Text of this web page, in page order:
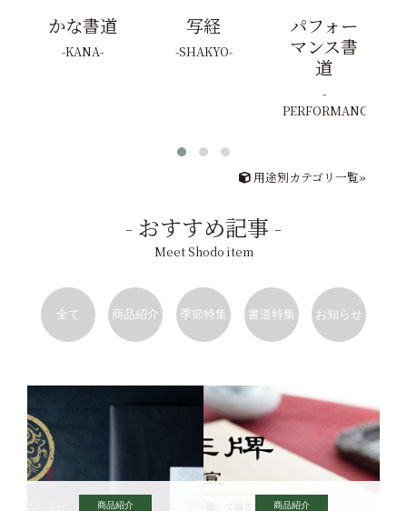
かな書道
KANA
写経
SHAKYO
パフォー
マンス書
道
PERFORMANCE
用途別カテゴリ一覧»
おすすめ記事
Meet Shodo item
全て 商品紹介 季節特集 書道特集 お知らせ
商品紹介 商品紹介